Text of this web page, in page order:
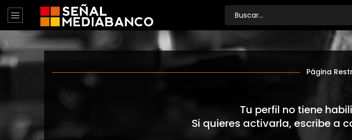
Página
Tu perfil no tiene
Si quieres activarla, escribe a